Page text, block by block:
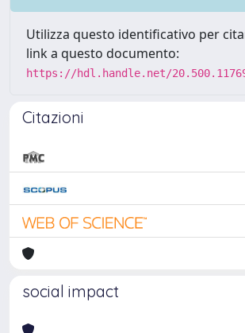
Utilizza questo identificativo per
link a questo documento:
https://hdl.handle.net/
Citazioni
social impact